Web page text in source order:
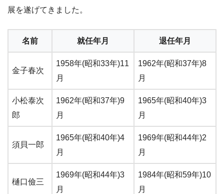
展を遂げてきました。
名前 就任年月 退任年月
金子春次
1958年(昭和33年)11
月
1962年(昭和37年)8
月
小松泰次
郎
1962年(昭和37年)9
月
1965年(昭和40年)3
月
須貝一郎
1965年(昭和40年)4
月
1969年(昭和44年)2
月
樋口儉三
1969年(昭和44年)3
月
1984年(昭和59年)10
月